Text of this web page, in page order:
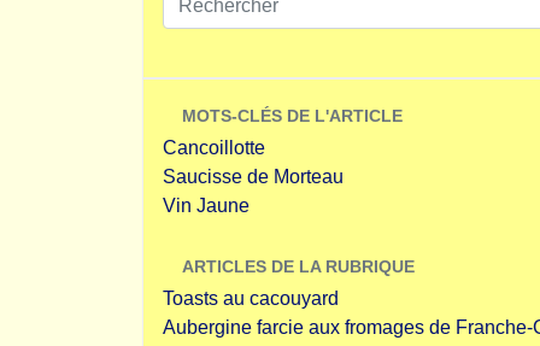
MOTS-CLÉS DE L'ARTICLE
Cancoillotte
Saucisse de Morteau
Vin Jaune
ARTICLES DE LA RUBRIQUE
Toasts au cacouyard
Aubergine farcie aux fromages de Franche-